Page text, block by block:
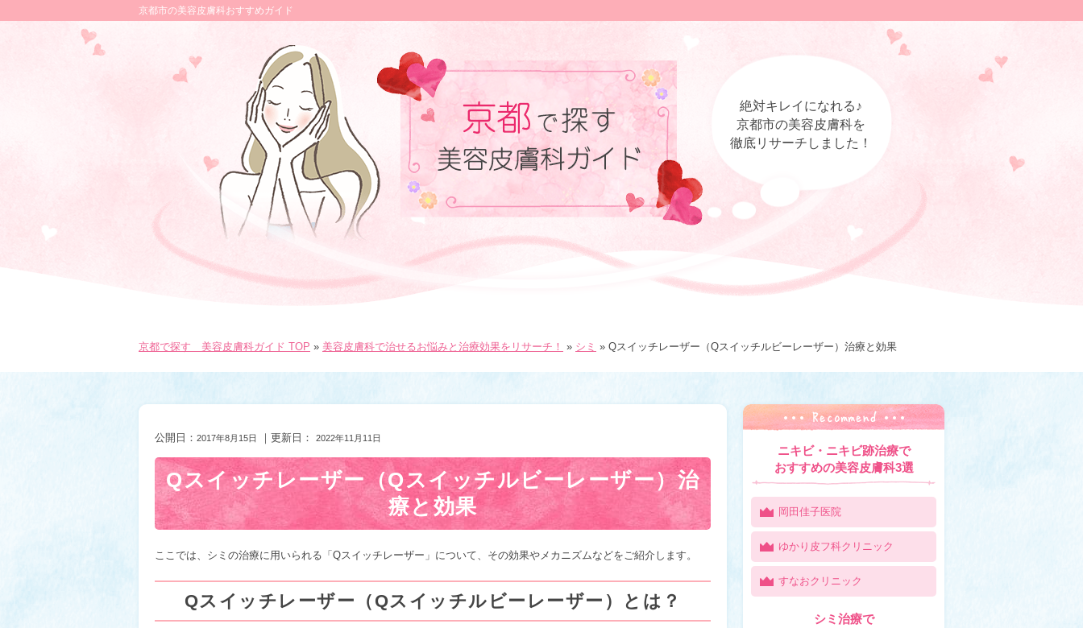
京都市の美容皮膚科おすすめガイド
絶対キレイになれる♪
京都市の美容皮膚科を
徹底リサーチしました！
京都で探す 美容皮膚科ガイド TOP » 美容皮膚科で治せるお悩みと治療効果をリサーチ！ » シミ » Qスイッチレーザー（Qスイッチルビーレーザー）治療と効果
公開日： 2017年8月15日 ｜更新日： 2022年11月11日
Qスイッチレーザー（Qスイッチルビーレーザー）治
療と効果
ここでは、シミの治療に用いられる「Qスイッチレーザー」について、その効果やメカニズムなどをご紹介します。
Qスイッチレーザー（Qスイッチルビーレーザー）とは？
ニキビ・ニキビ跡治療で
おすすめの美容皮膚科3選
岡田佳子医院
ゆかり皮フ科クリニック
すなおクリニック
シミ治療で